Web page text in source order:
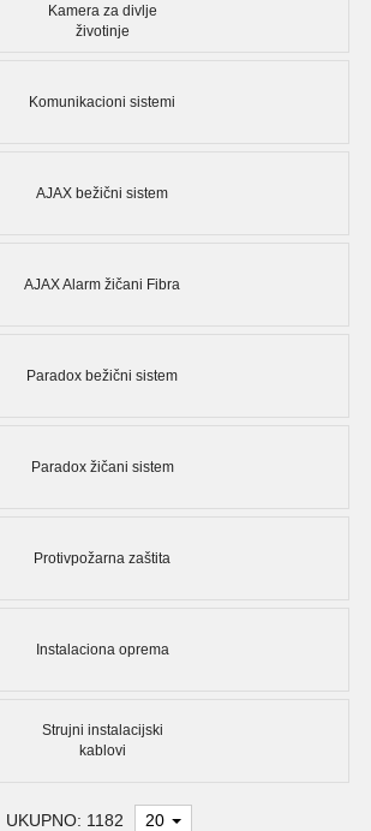
Kamera za divlje
životinje
Komunikacioni sistemi
AJAX bežični sistem
AJAX Alarm žičani Fibra
Paradox bežični sistem
Paradox žičani sistem
Protivpožarna zaštita
Instalaciona oprema
Strujni instalacijski
kablovi
UKUPNO: 1182 20